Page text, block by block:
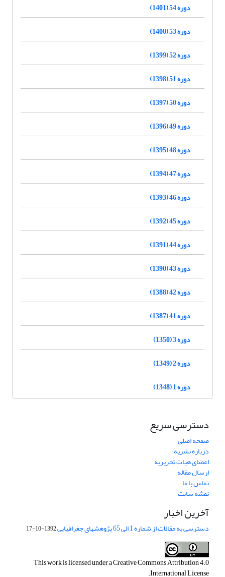
دوره 54 (1401)
دوره 53 (1400)
دوره 52 (1399)
دوره 51 (1398)
دوره 50 (1397)
دوره 49 (1396)
دوره 48 (1395)
دوره 47 (1394)
دوره 46 (1393)
دوره 45 (1392)
دوره 44 (1391)
دوره 43 (1390)
دوره 42 (1388)
دوره 41 (1387)
دوره 3 (1350)
دوره 2 (1349)
دوره 1 (1348)
دسترسی سریع
صفحه اصلی
درباره نشریه
اعضای هیات تحریریه
ارسال مقاله
تماس با ما
نقشه سایت
آخرین اخبار
دسترسی به مقالات از شماره 1 الی 65 پژوهشهای جغرافیایی 1392-10-17
This work is licensed under aCreative Commons Attribution 4.0
International License
.